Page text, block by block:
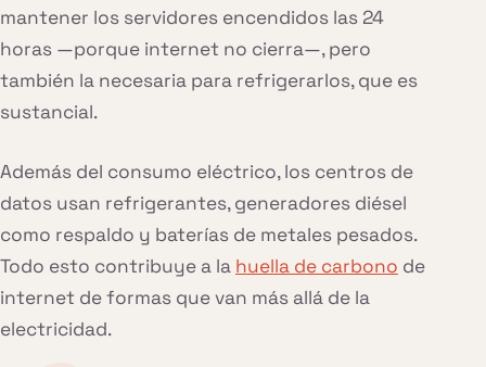
mantener los servidores encendidos las 24
horas —porque internet no cierra—, pero
también la necesaria para refrigerarlos, que es
sustancial.
Además del consumo eléctrico, los centros de
datos usan refrigerantes, generadores diésel
como respaldo y baterías de metales pesados.
Todo esto contribuye a la huella de carbono de
internet de formas que van más allá de la
electricidad.